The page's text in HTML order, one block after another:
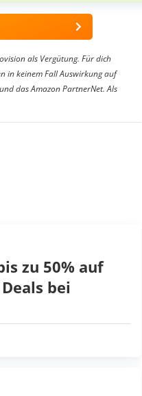
als Vergütung. Für dich
in keinem Fall Auswirkung auf
das Amazon PartnerNet. Als
zu 50% auf
bei